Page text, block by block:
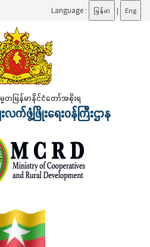
Language : မြန်မာ | Eng
တမြန်မာနိုင်ငံတော်အစိုးရ
က်ဖွံ့ဖြိုးရေးဝန်ကြီးဌာန